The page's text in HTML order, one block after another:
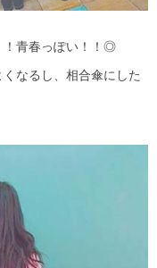
！青春っぽい！！◎
なるし、相合傘にした